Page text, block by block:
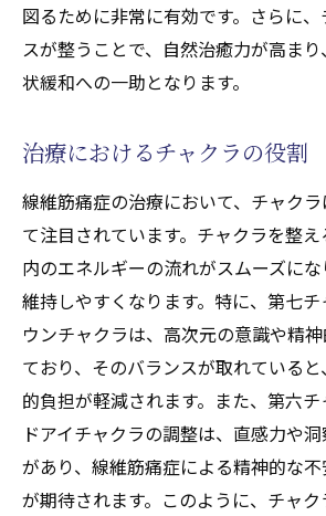
図るために非常に有効です。さらに
スが整うことで、自然治癒力が高ま
状緩和への一助となります。
治療におけるチャクラの役割
線維筋痛症の治療において、チャク
て注目されています。チャクラを整
内のエネルギーの流れがスムーズに
維持しやすくなります。特に、第七
ウンチャクラは、高次元の意識や精
ており、そのバランスが取れている
的負担が軽減されます。また、第六
ドアイチャクラの調整は、直感力や
があり、線維筋痛症による精神的な
が期待されます。このように、チャ